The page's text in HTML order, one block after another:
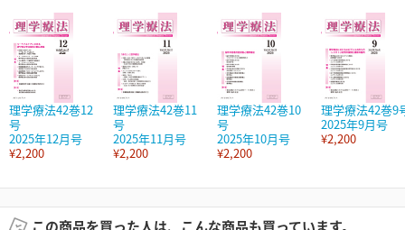
理学療法42巻12
号
2025年12月号
¥2,200
理学療法42巻11
号
2025年11月号
¥2,200
理学療法42巻10
号
2025年10月号
¥2,200
理学療法42巻9
2025年9月号
¥2,200
この商品を買った人は、こんな商品も買っています。